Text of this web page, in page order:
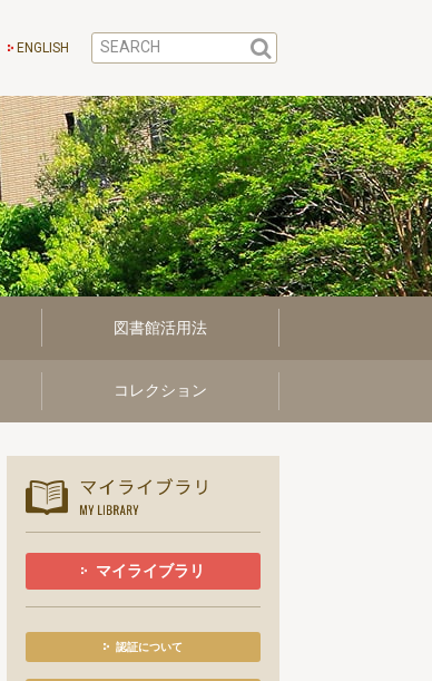
ENGLISH
図書館活用法
コレクション
マイライブラリ
認証について